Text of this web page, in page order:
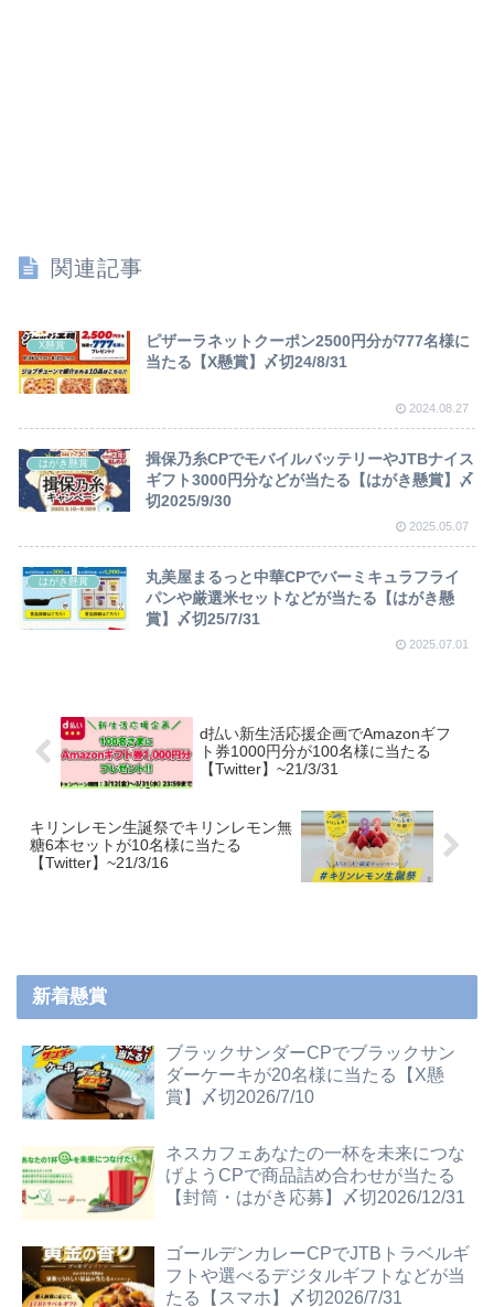
関連記事
X懸賞
ピザーラネットクーポン2500円分が777名様に
当たる【X懸賞】〆切24/8/31
2024.08.27
はがき懸賞
揖保乃糸CPでモバイルバッテリーやJTBナイス
ギフト3000円分などが当たる【はがき懸賞】〆
切2025/9/30
2025.05.07
はがき懸賞
丸美屋まるっと中華CPでバーミキュラフライ
パンや厳選米セットなどが当たる【はがき懸
賞】〆切25/7/31
2025.07.01
d払い新生活応援企画でAmazonギフ
ト券1000円分が100名様に当たる
【Twitter】~21/3/31
キリンレモン生誕祭でキリンレモン無
糖6本セットが10名様に当たる
【Twitter】~21/3/16
新着懸賞
ブラックサンダーCPでブラックサン
ダーケーキが20名様に当たる【X懸
賞】〆切2026/7/10
ネスカフェあなたの一杯を未来につな
げようCPで商品詰め合わせが当たる
【封筒・はがき応募】〆切2026/12/31
ゴールデンカレーCPでJTBトラベルギ
フトや選べるデジタルギフトなどが当
たる【スマホ】〆切2026/7/31